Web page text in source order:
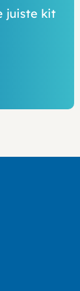
juiste kit